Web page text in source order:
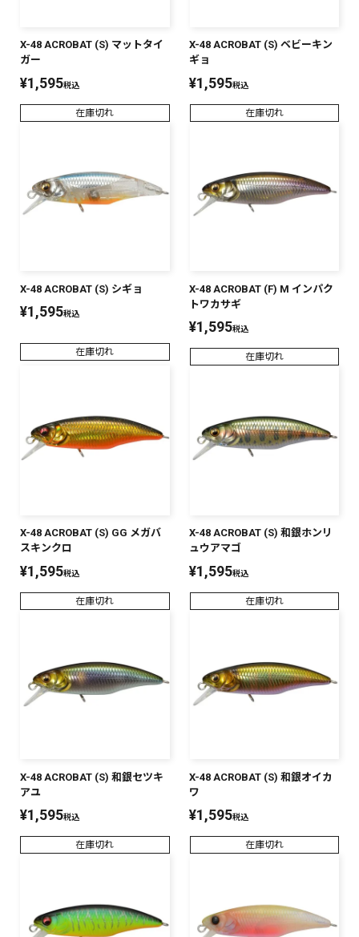
X-48 ACROBAT (S) マットタイ
ガー
¥1,595税込
在庫切れ
X-48 ACROBAT (S) ベビーキン
ギョ
¥1,595税込
在庫切れ
X-48 ACROBAT (S) シギョ
¥1,595税込
在庫切れ
X-48 ACROBAT (F) M インパク
トワカサギ
¥1,595税込
在庫切れ
X-48 ACROBAT (S) GG メガバ
スキンクロ
¥1,595税込
在庫切れ
X-48 ACROBAT (S) 和銀ホンリ
ュウアマゴ
¥1,595税込
在庫切れ
X-48 ACROBAT (S) 和銀セツキ
アユ
¥1,595税込
在庫切れ
X-48 ACROBAT (S) 和銀オイカ
ワ
¥1,595税込
在庫切れ